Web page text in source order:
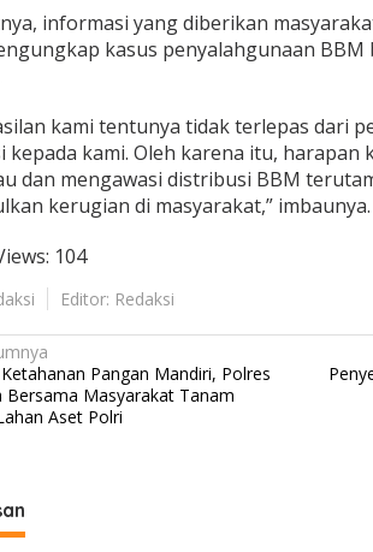
informasi yang diberikan
kasus penyalahgunaan
kami tentunya tidak terlepas dari
kepada kami. Oleh karena itu, harapan
dan mengawasi distribusi BBM
kerugian di masyarakat,” imbaunya.
104
Editor: Redaksi
Pangan Mandiri, Polres
Bersama Masyarakat Tanam
Aset Polri